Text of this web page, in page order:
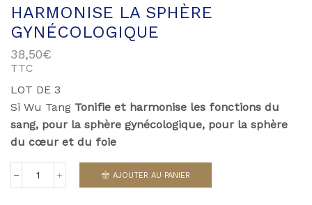
HARMONISE LA SPHÈRE
GYNÉCOLOGIQUE
38,50€
TTC
LOT DE 3
Si Wu Tang Tonifie et harmonise les fonctions du
sang, pour la sphère gynécologique, pour la sphère
du cœur et du foie
quantité
AJOUTER AU PANIER